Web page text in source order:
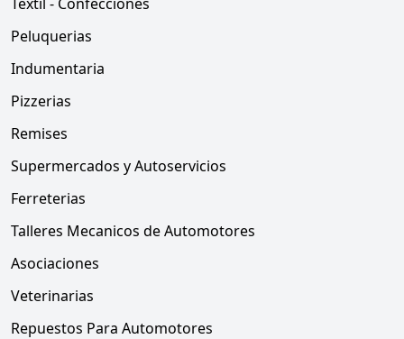
Peluquerias
Indumentaria
Pizzerias
Remises
Supermercados y Autoservicios
Ferreterias
Talleres Mecanicos de Automotores
Asociaciones
Veterinarias
Repuestos Para Automotores